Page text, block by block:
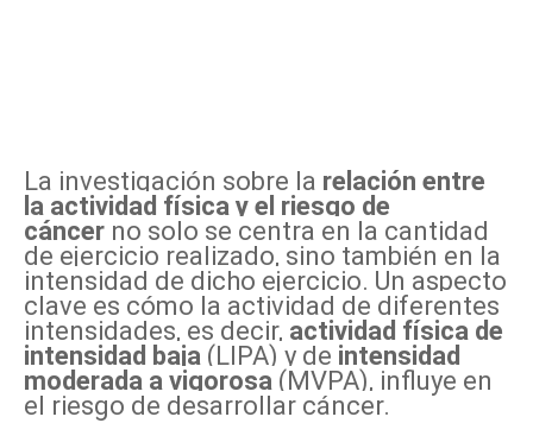
La investigación sobre la relación entre
la actividad física y el riesgo de
cáncer no solo se centra en la cantidad
de ejercicio realizado, sino también en la
intensidad de dicho ejercicio. Un aspecto
clave es cómo la actividad de diferentes
intensidades, es decir, actividad física de
intensidad baja (LIPA) y de intensidad
moderada a vigorosa (MVPA), influye en
el riesgo de desarrollar cáncer.